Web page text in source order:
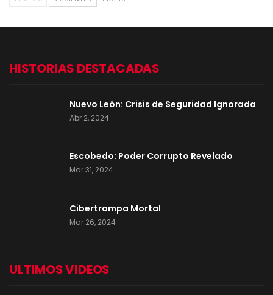
HISTORIAS DESTACADAS
Nuevo León: Crisis de Seguridad Ignorada
Abr 2, 2024
Escobedo: Poder Corrupto Revelado
Mar 31, 2024
Cibertrampa Mortal
Mar 26, 2024
ULTIMOS VIDEOS